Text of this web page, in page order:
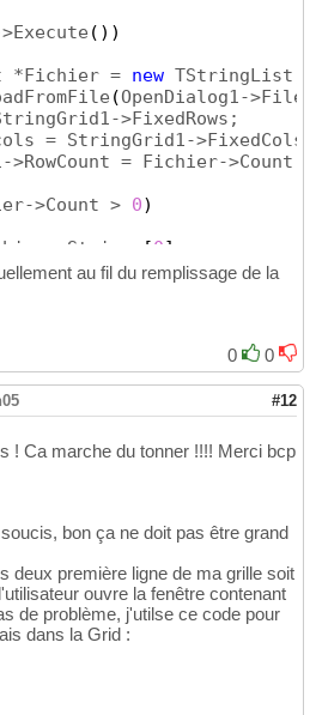
( ) )
*Fichier =
new TStringList;
(OpenDialog1-
>FixedRows;
= StringGrid1->FixedCols;
>RowCount = Fichier->Count
>Count > 0)
>Strings
[0]
(";") ;
>Cells
>Delete
au fil du remplissage de la
0
0
#12
! Ca marche du tonner !!!! Merci bcp
bon ça ne doit pas être grand
deux première ligne de ma grille soit
ouvre la fenêtre contenant
de problème, j'utilse ce code pour
dans la Grid :